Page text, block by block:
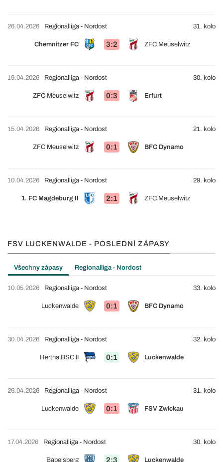
26.04.2026
Chemnitzer FC 3:2 ZFC Meuselwitz
Regionalliga - Nordost 31. kolo
19.04.2026
ZFC Meuselwitz 0:3 Erfurt
Regionalliga - Nordost 30. kolo
15.04.2026
ZFC Meuselwitz 0:1 BFC Dynamo
Regionalliga - Nordost 21. kolo
10.04.2026
1. FC Magdeburg II 2:1 ZFC Meuselwitz
Regionalliga - Nordost 29. kolo
FSV LUCKENWALDE - POSLEDNÍ ZÁPASY
Všechny zápasy Regionalliga - Nordost
10.05.2026
Luckenwalde 0:1 BFC Dynamo
Regionalliga - Nordost 33. kolo
30.04.2026
Hertha BSC II 0:1 Luckenwalde
Regionalliga - Nordost 32. kolo
26.04.2026
Luckenwalde 0:1 FSV Zwickau
Regionalliga - Nordost 31. kolo
17.04.2026
Babelsberg 2:3 Luckenwalde
Regionalliga - Nordost 30. kolo